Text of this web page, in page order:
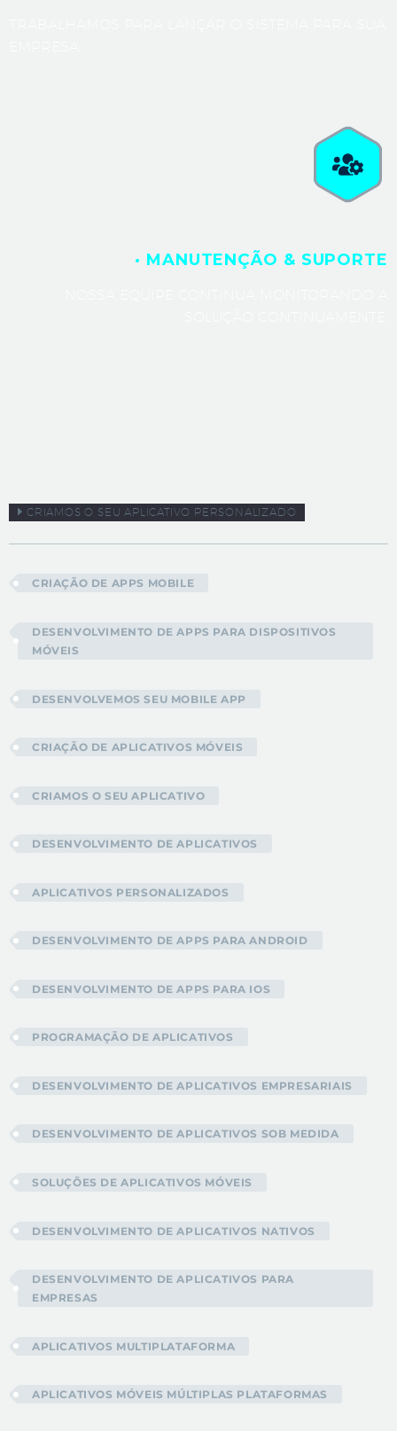
· MANUTENÇÃO & SUPORTE
CRIAMOS O SEU APLICATIVO PERSONALIZADO
CRIAÇÃO DE APPS MOBILE
DESENVOLVIMENTO DE APPS PARA DISPOSITIVOS
MÓVEIS
DESENVOLVEMOS SEU MOBILE APP
CRIAÇÃO DE APLICATIVOS MÓVEIS
CRIAMOS O SEU APLICATIVO
DESENVOLVIMENTO DE APLICATIVOS
APLICATIVOS PERSONALIZADOS
DESENVOLVIMENTO DE APPS PARA ANDROID
DESENVOLVIMENTO DE APPS PARA IOS
PROGRAMAÇÃO DE APLICATIVOS
DESENVOLVIMENTO DE APLICATIVOS EMPRESARIAIS
DESENVOLVIMENTO DE APLICATIVOS SOB MEDIDA
SOLUÇÕES DE APLICATIVOS MÓVEIS
DESENVOLVIMENTO DE APLICATIVOS NATIVOS
DESENVOLVIMENTO DE APLICATIVOS PARA
EMPRESAS
APLICATIVOS MULTIPLATAFORMA
APLICATIVOS MÓVEIS MÚLTIPLAS PLATAFORMAS